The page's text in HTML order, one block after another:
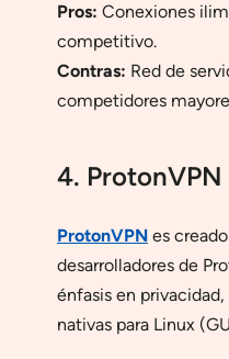
Pros: Conexiones
competitivo.
Contras: Red de
competidores
4. ProtonVPN
ProtonVPN es
desarrolladores de
énfasis en
nativas para Linux